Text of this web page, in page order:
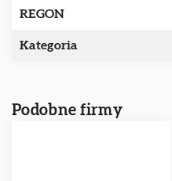
REGON
Kategoria
Podobne firmy